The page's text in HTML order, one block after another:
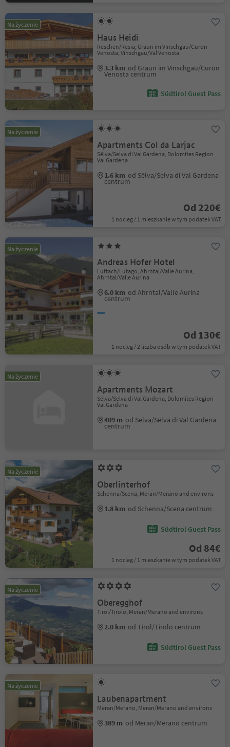
Na życzenie
Haus Heidi
Reschen/Resia, Graun im Vinschgau/Curon
Venosta, Vinschgau/Val Venosta
3.3 km od Graun im Vinschgau/Curon
Venosta centrum
Südtirol Guest Pass
Na życzenie
Apartments Col da Larjac
Sëlva/Selva di Val Gardena, Dolomites Region
Val Gardena
1.6 km od Sëlva/Selva di Val Gardena
centrum
Od 220€
1 nocleg / 1 mieszkanie w tym podatek VAT
Na życzenie
Andreas Hofer Hotel
Luttach/Lutago, Ahrntal/Valle Aurina,
Ahrntal/Valle Aurina
6.0 km od Ahrntal/Valle Aurina
centrum
Od 130€
1 nocleg / 2 liczba osób w tym podatek VAT
Na życzenie
Apartments Mozart
Sëlva/Selva di Val Gardena, Dolomites Region
Val Gardena
409 m od Sëlva/Selva di Val Gardena
centrum
Na życzenie
Oberlinterhof
Schenna/Scena, Meran/Merano and environs
1.8 km od Schenna/Scena centrum
Südtirol Guest Pass
Od 84€
1 nocleg / 1 mieszkanie w tym podatek VAT
Na życzenie
Oberegghof
Tirol/Tirolo, Meran/Merano and environs
2.0 km od Tirol/Tirolo centrum
Südtirol Guest Pass
Na życzenie
Laubenapartment
Meran/Merano, Meran/Merano and environs
389 m od Meran/Merano centrum